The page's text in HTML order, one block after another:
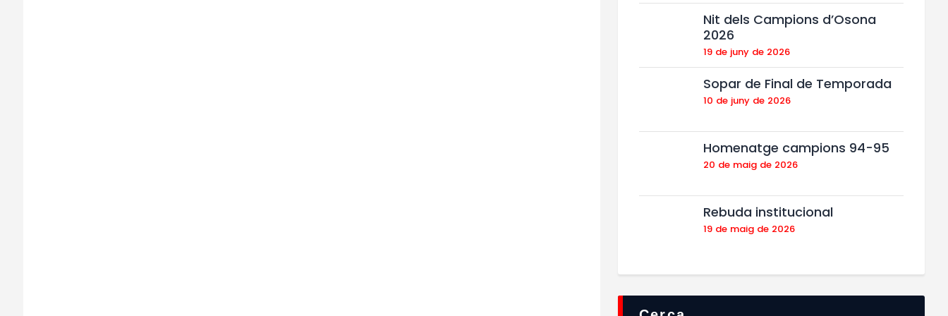
Nit dels Campions d’Osona
2026
19 de juny de 2026
Sopar de Final de Temporada
10 de juny de 2026
Homenatge campions 94-95
20 de maig de 2026
Rebuda institucional
19 de maig de 2026